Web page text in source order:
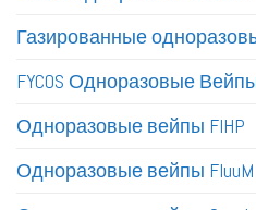
Газированные
FYCOS Одноразовые
Одноразовые вейпы FIHP
Одноразовые вейпы FluuM